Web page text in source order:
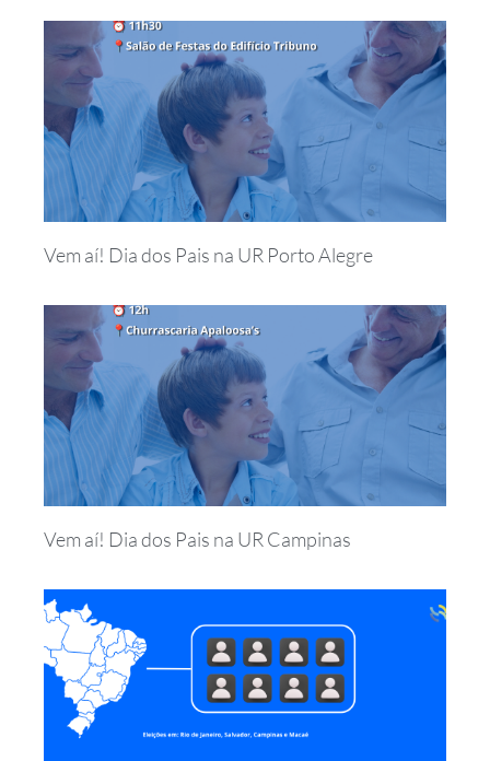
Vem aí! Dia dos Pais na UR Porto Alegre
Vem aí! Dia dos Pais na UR Campinas